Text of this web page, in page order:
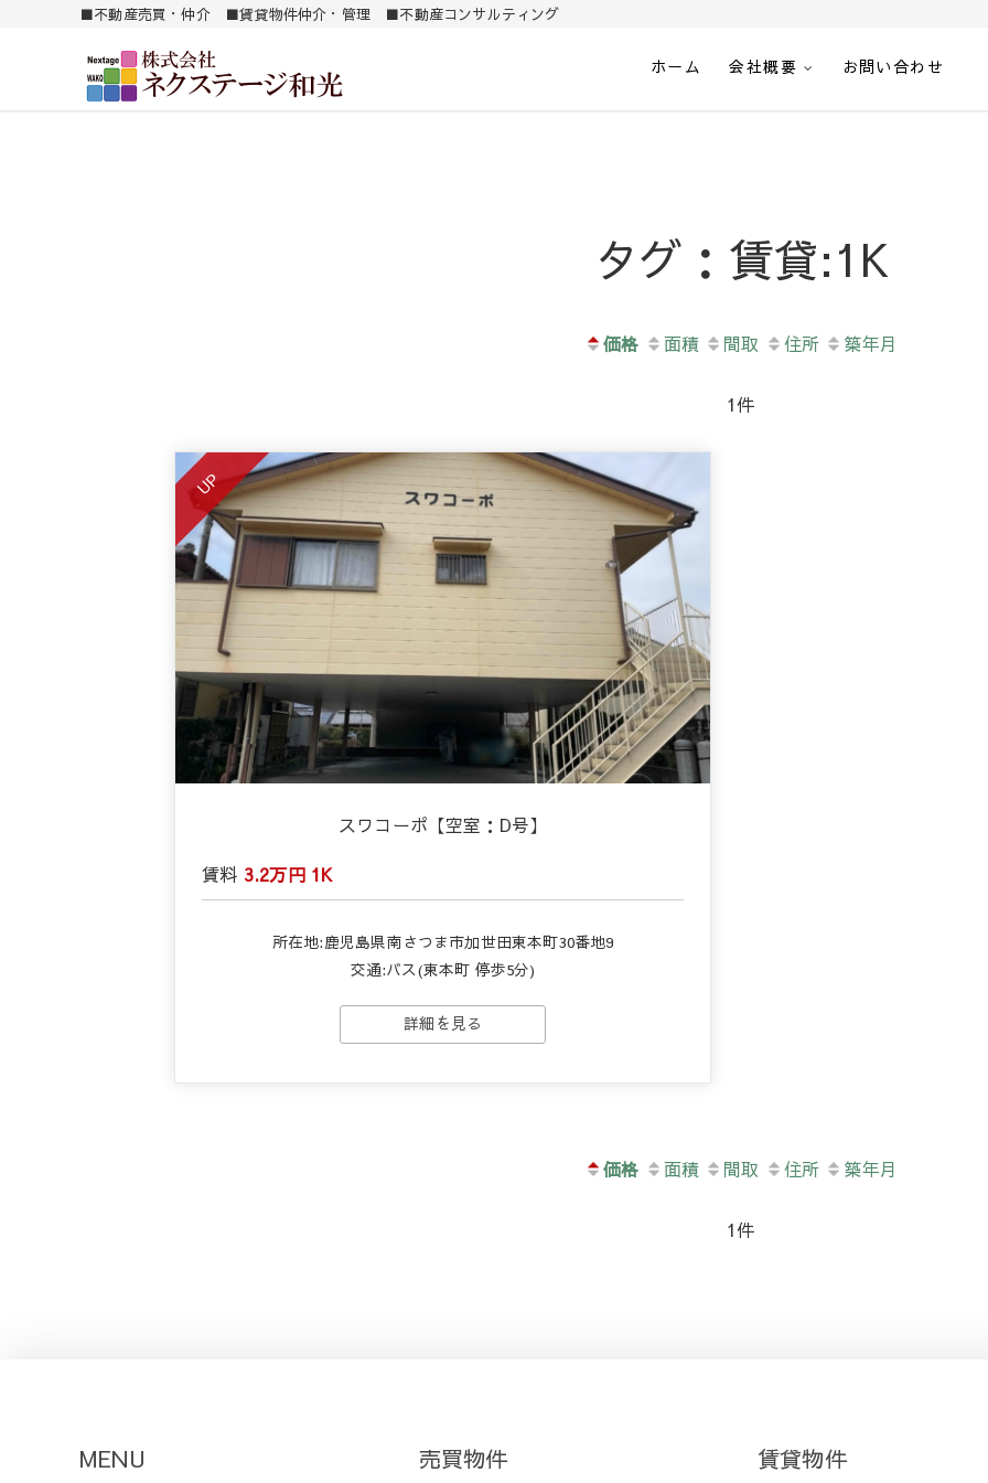
■不動産売買・仲介 ■賃貸物件仲介・管理 ■不動産コンサルティング
ホーム 会社概要 お問い合わせ
タグ：賃貸:1K
価格 面積 間取 住所 築年月
1件
UP
スワコーポ【空室：D号】
賃料 3.2万円 1K
所在地:鹿児島県南さつま市加世田東本町30番地9
交通:バス(東本町 停歩5分)
詳細を見る
価格 面積 間取 住所 築年月
1件
MENU 売買物件 賃貸物件